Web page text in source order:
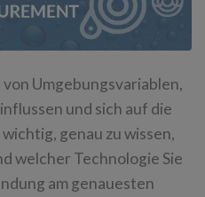
Umgebungsvariablen,
und sich auf die
genau zu wissen,
welcher Technologie Sie
am genauesten